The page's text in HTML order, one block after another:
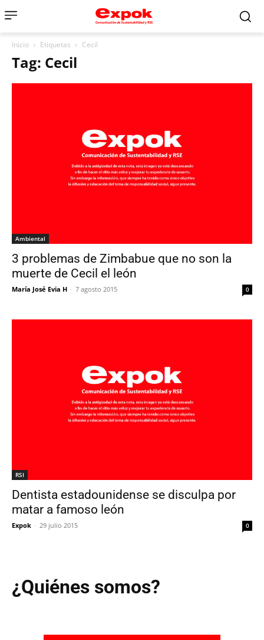
Inicio Etiquetas Cecil
Tag: Cecil
Ambiental
3 problemas de Zimbabue que no son la
muerte de Cecil el león
María José Evia H - 7 agosto 2015 0
RSI
Dentista estadounidense se disculpa por
matar a famoso león
Expok - 29 julio 2015 0
¿Quiénes somos?